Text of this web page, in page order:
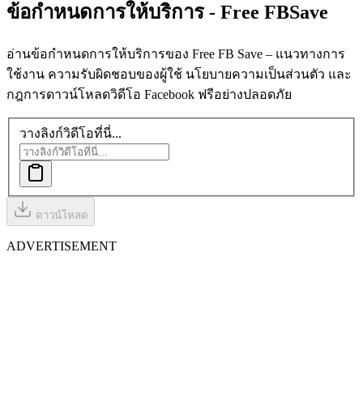
ข้อกำหนดการให้บริการ - Free FBSave
อ่านข้อกำหนดการให้บริการของ Free FB Save – แนวทางการ
ใช้งาน ความรับผิดชอบของผู้ใช้ นโยบายความเป็นส่วนตัว และ
กฎการดาวน์โหลดวิดีโอ Facebook ฟรีอย่างปลอดภัย
วางลิงก์วิดีโอที่นี่...
ดาวน์โหลด
ADVERTISEMENT